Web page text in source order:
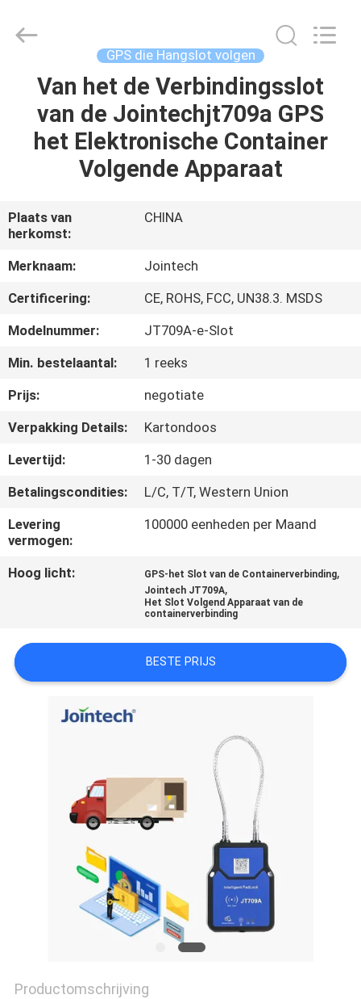
HUIS
PRODUCTEN
SHOW
ONGEVEER
ONS
KWALITEITSCONTROLE
CONTACTEER
VERZOEK
OM EEN
CITAAT
SITEMAP
PRIVACY
POLICY
Technology
GPS die Hangslot volgen
Van het de Verbindingsslot
van de Jointechjt709a GPS
het Elektronische Container
Volgende Apparaat
Plaats van
herkomst:
CHINA
Merknaam:
Jointech
Certificering:
CE, ROHS, FCC, UN38.3. MSDS
Modelnummer:
JT709A-e-Slot
Min. bestelaantal:
1 reeks
Prijs:
negotiate
Verpakking Details:
Kartondoos
Levertijd:
1-30 dagen
Betalingscondities:
L/C, T/T, Western Union
Levering
vermogen:
100000 eenheden per Maand
Hoog licht: GPS-het Slot van de Containerverbinding,
Jointech JT709A,
Het Slot Volgend Apparaat van de
containerverbinding
BESTE PRIJS
Productomschrijving